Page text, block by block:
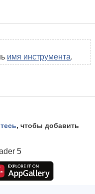
имя инструмента.
, чтобы добавить
5